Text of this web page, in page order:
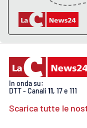
Lactv.it
Laconair.it
Lacitymag.it
Lacapitalenews.it
In onda su:
DTT - Canali 11, 17 e 111
Scarica tutte le